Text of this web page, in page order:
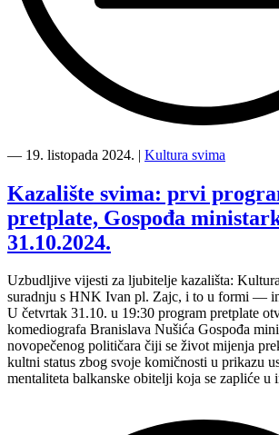
svima
deveta
inkluzivna
ćakula
i
edukacija
Inkluzivni
web
dizajn”
― 19. listopada 2024. | Kultura svima
Kazalište svima: prvi
pretplate, Gospođa
31.10.2024.
Uzbudljive vijesti za ljubitelje kazališta:
suradnju s HNK Ivan pl. Zajc, i to u formi —
U četvrtak 31.10. u 19:30 program pretplate
komediografa Branislava Nušića Gospođa
novopečenog političara čiji se život mijenja
kultni status zbog svoje komičnosti u prikazu
mentaliteta balkanske obitelji koja se zapliće